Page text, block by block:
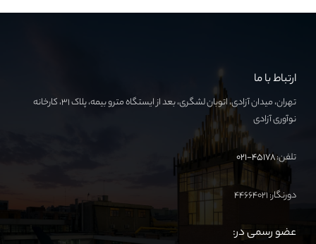
ارتباط با ما
تهران، میدان آزادی، اتوبان لشگری، بعد از ایستگاه مترو بیمه، پلاک ۳۱، کارخانه
نوآوری آزادی
تلفن:۴۵۱۷۸-۰۲۱
دورنگار: ۴۴۶۶۴۰۲۱
عضو رسمی در: